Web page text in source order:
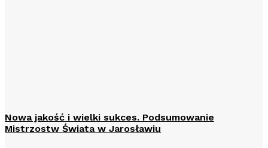
Nowa jakość i wielki sukces. Podsumowanie
Mistrzostw Świata w Jarosławiu